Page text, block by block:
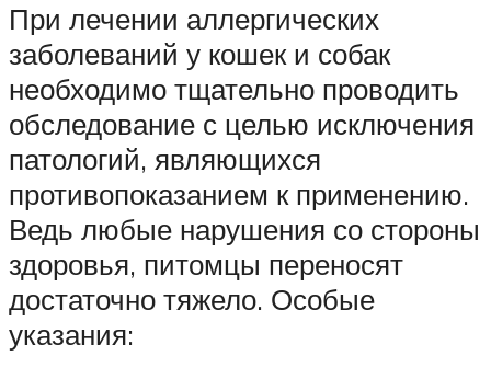
При лечении аллергических
заболеваний у кошек и собак
необходимо тщательно проводить
обследование с целью исключения
патологий, являющихся
противопоказанием к применению.
Ведь любые нарушения со стороны
здоровья, питомцы переносят
достаточно тяжело. Особые
указания: